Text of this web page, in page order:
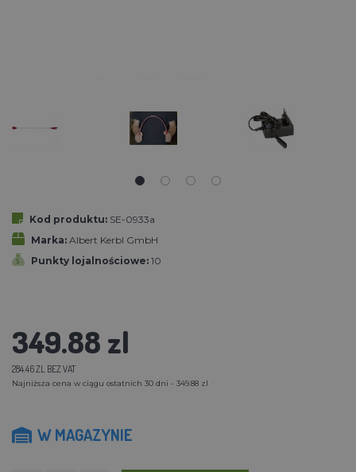
Kod produktu: SE-0933a
Marka: Albert Kerbl GmbH
Punkty lojalnościowe: 10
349.88 zl
284.46 ZL BEZ VAT
Najniższa cena w ciągu ostatnich 30 dni - 349.88 zl
W MAGAZYNIE